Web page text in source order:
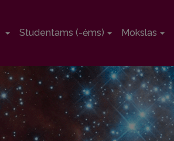
Studentams (-ėms) Mokslas